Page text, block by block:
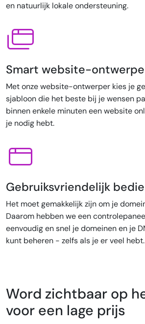
en natuurlijk lokale ondersteuning.
Smart website-
Met onze website-ontwerper kies je
sjabloon die het beste bij je wensen
binnen enkele minuten een website
je nodig hebt.
Gebruiksvriendelijk
Het moet gemakkelijk zijn om je
Daarom hebben we een
eenvoudig en snel je domeinen en je
kunt beheren - zelfs als je er veel hebt.
Word zichtbaar op
voor een lage prijs